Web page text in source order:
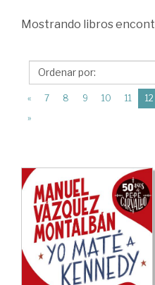
la
Editorial
Planeta
Mostrando libros
« 7 8 9 10 11 12
»